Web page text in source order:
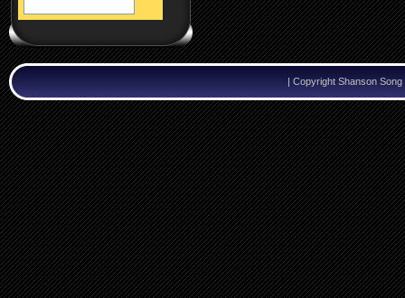
| Copyright Shanson